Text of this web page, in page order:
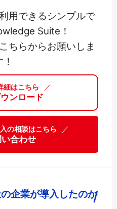
用できるシンプルで
Suite！
ちらからお願いしま
細はこちら ／
ンロード
の相談はこちら ／
合わせ
企業が導入したのか